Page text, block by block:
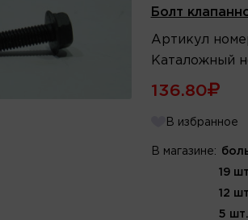
Болт
Артикул
Каталожный
136.80
В избранное
В магазине:
19
12
5 шт.